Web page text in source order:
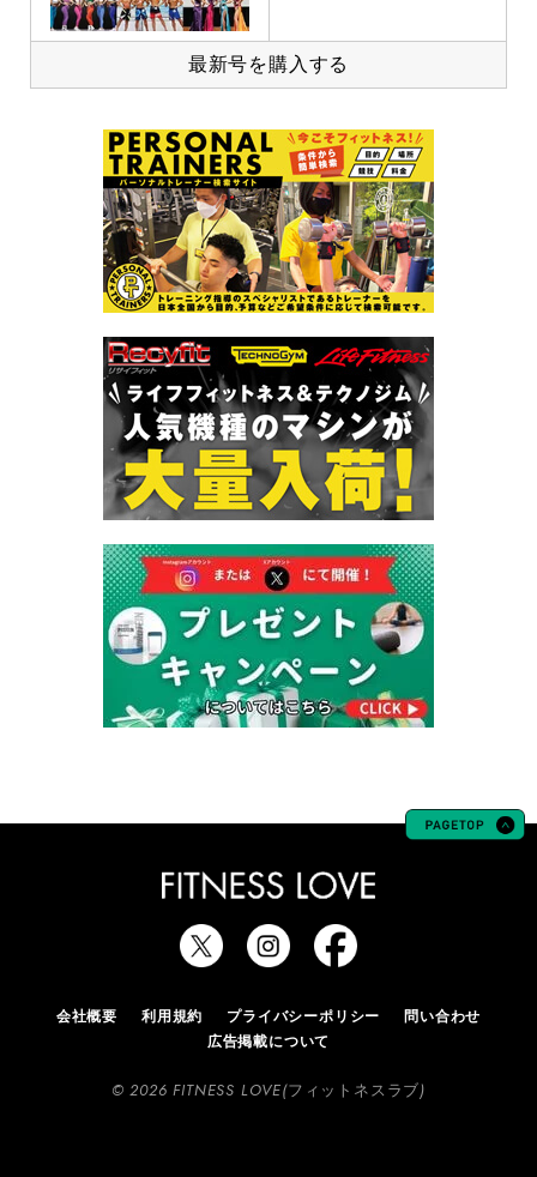
最新号を購入する
会社概要 利用規約 プライバシーポリシー
問い合わせ
広告掲載について
© 2026 FITNESS LOVE(フィットネスラブ)